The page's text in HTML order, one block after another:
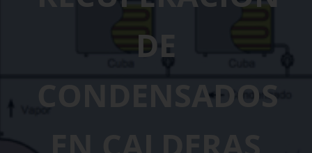
DE
CONDENSADOS